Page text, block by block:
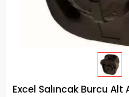
Excel Salıncak Burcu Alt